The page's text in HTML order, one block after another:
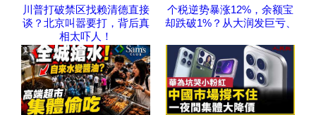
川普打破禁区找赖清德直接
谈？北京叫嚣要打，背后真
相太吓人！
个税逆势暴涨12%，余额宝
却跌破1%？从大润发巨亏、